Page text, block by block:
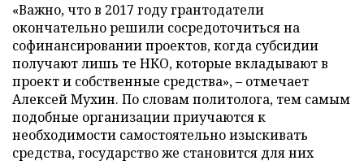
«Важно, что в 2017 году грантодатели
окончательно решили сосредоточиться на
софинансировании проектов, когда субсидии
получают лишь те НКО, которые вкладывают в
проект и собственные средства», – отмечает
Алексей Мухин. По словам политолога, тем самым
подобные организации приучаются к
необходимости самостоятельно изыскивать
средства, государство же становится для них